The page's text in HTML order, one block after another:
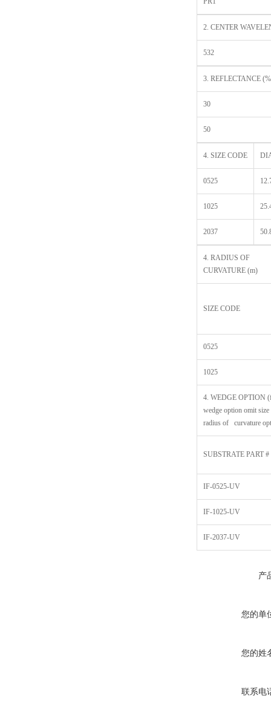
2. CENTER
532
3. REFLECTANCE
30
50
4. SIZE CODE
0525
1025
2037
4. RADIUS OF
CURVATURE (m)
SIZE CODE
0525
1025
4. WEDGE OPTION
wedge option omit size
radius of curvature
SUBSTRATE PART #
IF-0525-UV
IF-1025-UV
IF-2037-UV
产
您的单
您的姓
联系电